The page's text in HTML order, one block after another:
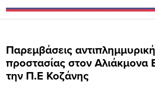
Παρεμβάσεις
προστασίας στον Αλιάκμονα
την Π.Ε Κοζάνης